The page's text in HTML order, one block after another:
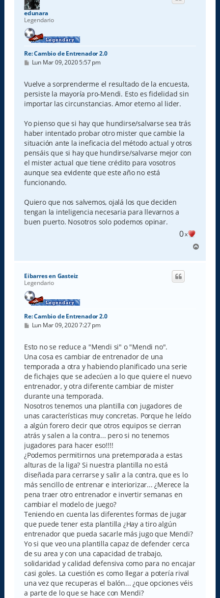
edunara
Legendario
Re: Cambio de Entrenador 2.0
M
s
a
j
e
Lun Mar 09, 2020 5:57 pm
Vuelve a sorprenderme el resultado de la encuesta,
persiste la mayoría pro-Mendi. Esto es fidelidad sin
importar las circunstancias. Amor eterno al lider.
Yo pienso que si hay que hundirse/salvarse sea trás
haber intentado probar otro mister que cambie la
situación ante la ineficacia del método actual y otros
pensáis que si hay que hundirse/salvarse mejor con
el mister actual que tiene crédito para vosotros
aunque sea evidente que este año no está
funcionando.
Quiero que nos salvemos, ojalá los que deciden
tengan la inteligencia necesaria para llevarnos a
buen puerto. Nosotros solo podemos opinar.
0x
r
Eibarres en Gasteiz
Legendario
Re: Cambio de Entrenador 2.0
M
s
a
j
e
Lun Mar 09, 2020 7:27 pm
Esto no se reduce a "Mendi si" o "Mendi no".
Una cosa es cambiar de entrenador de una
temporada a otra y habiendo planificado una serie
de fichajes que se adecúen a lo que quiere el nuevo
entrenador, y otra diferente cambiar de mister
durante una temporada.
Nosotros tenemos una plantilla con jugadores de
unas características muy concretas. Porque he leído
a algún forero decir que otros equipos se cierran
atrás y salen a la contra... pero si no tenemos
jugadores para hacer eso!!!!
¿Podemos permitirnos una pretemporada a estas
alturas de la liga? Si nuestra plantilla no está
diseñada para cerrarse y salir a la contra, que es lo
más sencillo de entrenar e interiorizar... ¿Merece la
pena traer otro entrenador e invertir semanas en
cambiar el modelo de juego?
Teniendo en cuenta las diferentes formas de jugar
que puede tener esta plantilla ¿Hay a tiro algún
entrenador que pueda sacarle más jugo que Mendi?
Yo si que veo una plantilla capaz de defender cerca
de su area y con una capacidad de trabajo,
solidaridad y calidad defensiva como para no encajar
casi goles. La cuestión es como llegar a potería rival
una vez que recuperas el balón... ¿que opciones véis
a parte de lo que se hace con Mendi?